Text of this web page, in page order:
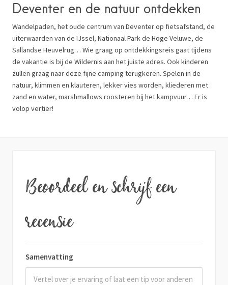
Deventer en de natuur ontdekken
Wandelpaden, het oude centrum van Deventer op fietsafstand, de
uiterwaarden van de IJssel, Nationaal Park de Hoge Veluwe, de
Sallandse Heuvelrug… Wie graag op ontdekkingsreis gaat tijdens
de vakantie is bij de Wildernis aan het juiste adres. Ook kinderen
zullen graag naar deze fijne camping terugkeren. Spelen in de
natuur, klimmen en klauteren, lekker vies worden, kliederen met
zand en water, marshmallows roosteren bij het kampvuur… Er is
volop vertier!
Beoordeel en schrijf een
recensie
Samenvatting